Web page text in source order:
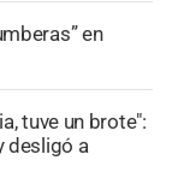
en
tuve un brote":
desligó a